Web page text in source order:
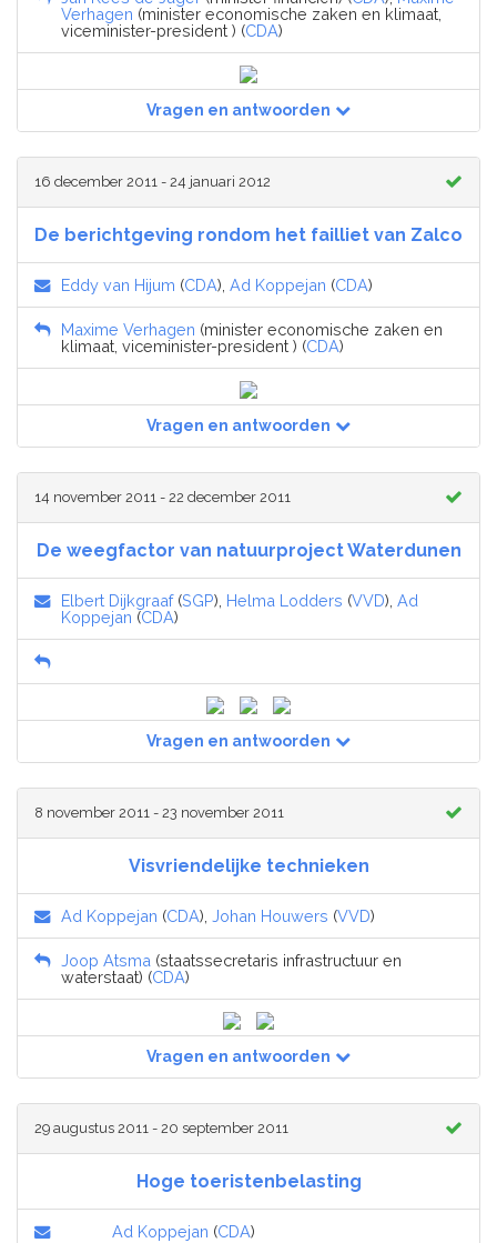
Verhagen (minister economische zaken en klimaat,
viceminister-president ) (CDA)
Vragen en antwoorden
16 december 2011 - 24 januari 2012
De berichtgeving rondom het failliet van Zalco
Eddy van Hijum (CDA), Ad Koppejan (CDA)
Maxime Verhagen (minister economische zaken en
klimaat, viceminister-president ) (CDA)
Vragen en antwoorden
14 november 2011 - 22 december 2011
De weegfactor van natuurproject Waterdunen
Elbert Dijkgraaf(SGP), Helma Lodders (VVD), Ad
Koppejan (CDA)
Vragen en antwoorden
8 november 2011 - 23 november 2011
Visvriendelijke technieken
Ad Koppejan (CDA), Johan Houwers (VVD)
Joop Atsma (staatssecretaris infrastructuur en
waterstaat) (CDA)
Vragen en antwoorden
29 augustus 2011 - 20 september 2011
Hoge toeristenbelasting
Ad Koppejan (CDA)